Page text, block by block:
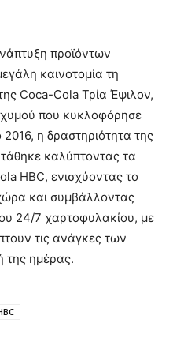
προϊόντων
καινοτομία τη
Coca-Cola Τρία Έψιλον,
που κυκλοφόρησε
η δραστηριότητα της
καλύπτοντας τα
HBC, ενισχύοντας το
και συμβάλλοντας
24/7 χαρτοφυλακίου, με
τις ανάγκες των
της ημέρας.